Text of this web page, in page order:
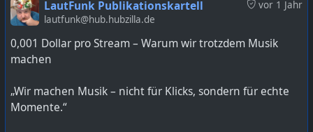
vor 1 Jahr
LautFunk Publikationskartell
lautfunk@hub.hubzilla.de
0,001 Dollar pro Stream – Warum wir trotzdem Musik
machen
„Wir machen Musik – nicht für Klicks, sondern für echte
Momente.“